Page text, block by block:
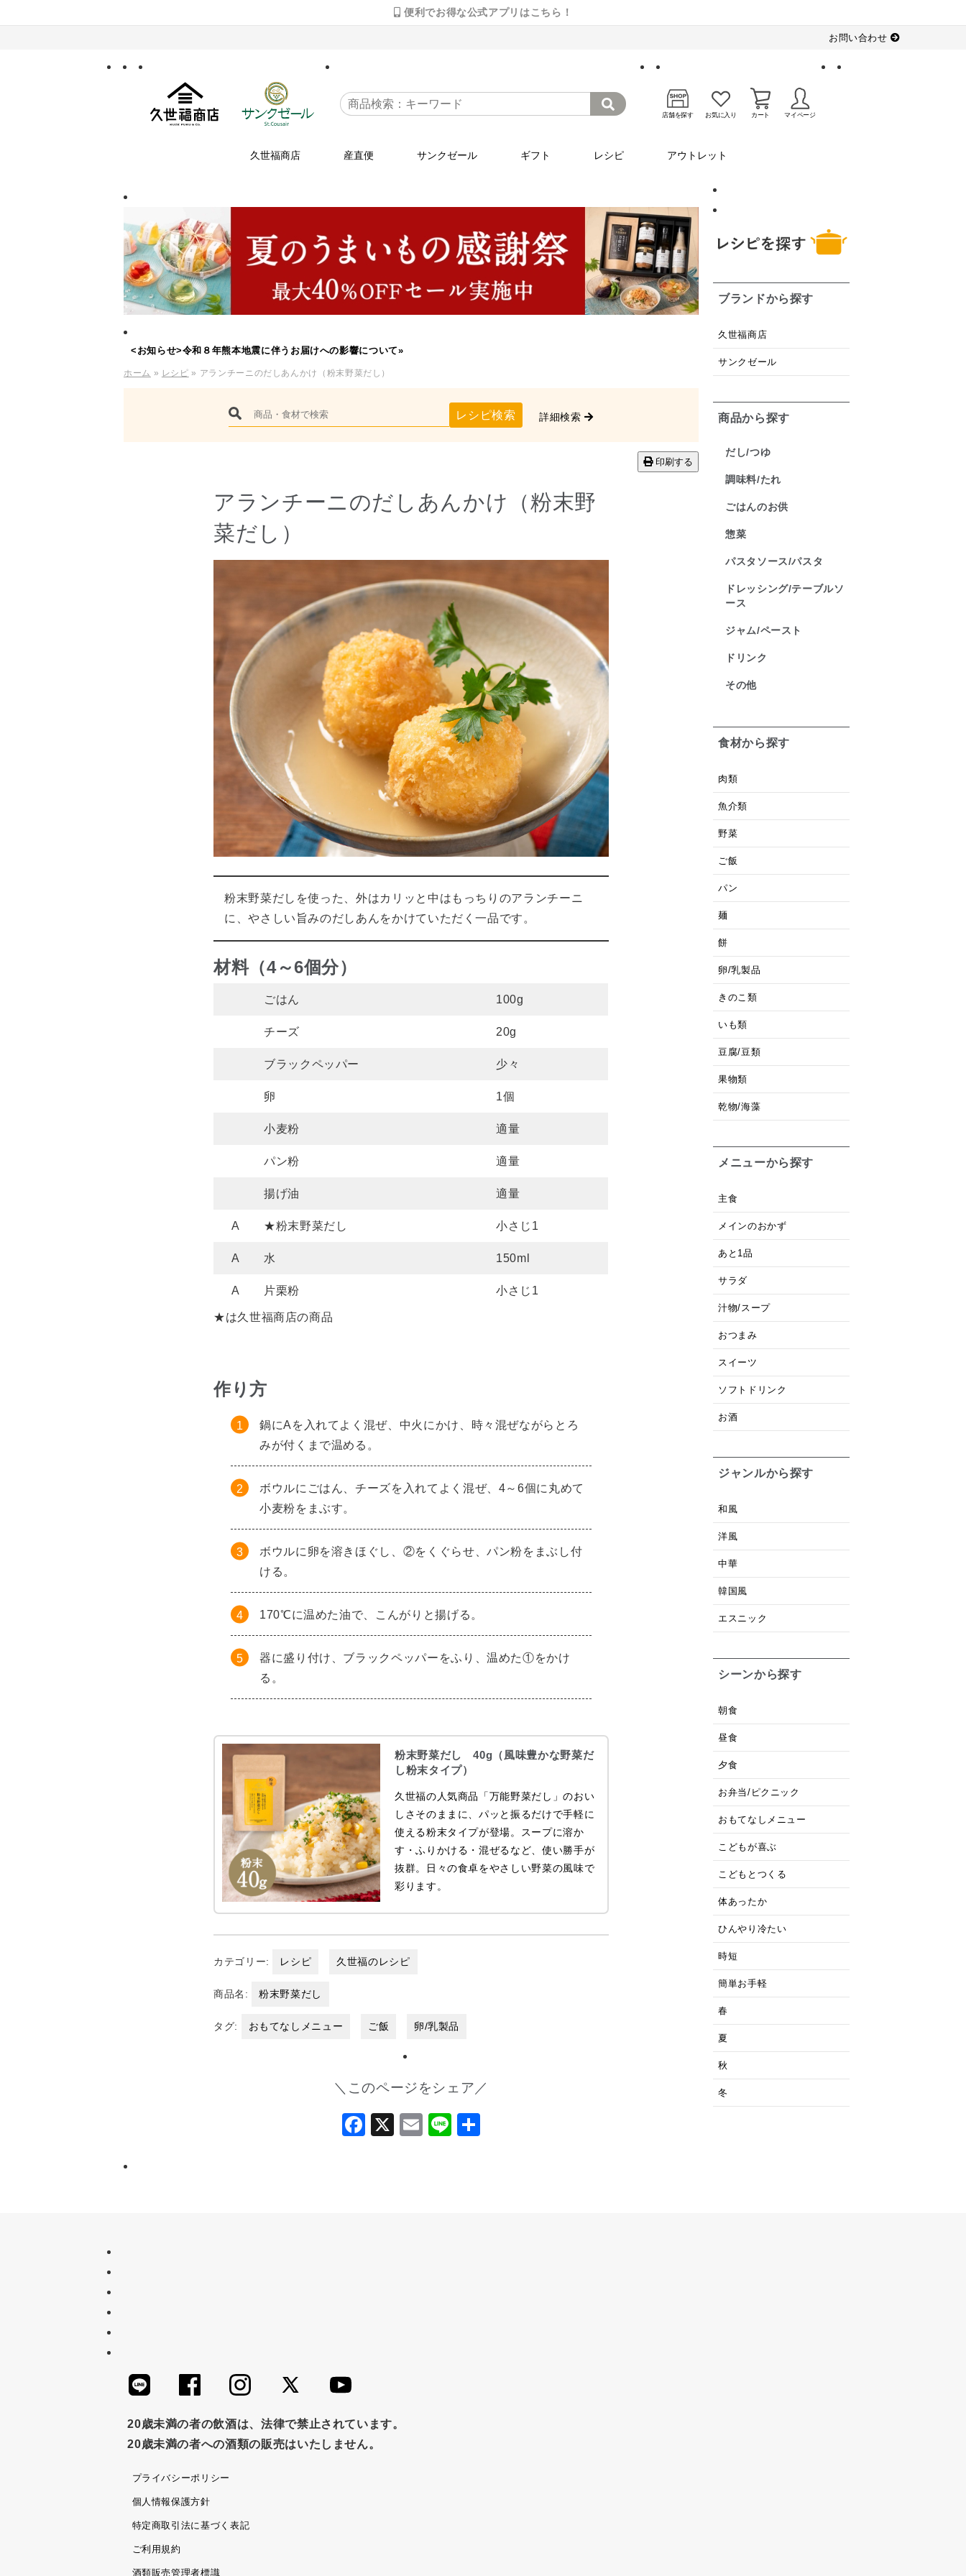
便利でお得な公式アプリはこちら！
お問い合わせ
店舗を探す お気に入り カート マイページ
久世福商店 産直便 サンクゼール ギフト レシピ アウトレット
<お知らせ>令和８年熊本地震に伴うお届けへの影響について»
ホーム » レシピ » アランチーニのだしあんかけ（粉末野菜だし）
レシピ検索 詳細検索
印刷する
アランチーニのだしあんかけ（粉末野
菜だし）
粉末野菜だしを使った、外はカリッと中はもっちりのアランチーニ
に、やさしい旨みのだしあんをかけていただく一品です。
材料（4～6個分）
ごはん 100g
チーズ 20g
ブラックペッパー 少々
卵 1個
小麦粉 適量
パン粉 適量
揚げ油 適量
A ★粉末野菜だし 小さじ1
A 水 150ml
A 片栗粉 小さじ1
★は久世福商店の商品
作り方
鍋にAを入れてよく混ぜ、中火にかけ、時々混ぜながらとろ
みが付くまで温める。
ボウルにごはん、チーズを入れてよく混ぜ、4～6個に丸めて
小麦粉をまぶす。
ボウルに卵を溶きほぐし、②をくぐらせ、パン粉をまぶし付
ける。
170℃に温めた油で、こんがりと揚げる。
器に盛り付け、ブラックペッパーをふり、温めた①をかけ
る。
粉末野菜だし 40g（風味豊かな野菜だ
し粉末タイプ）
久世福の人気商品「万能野菜だし」のおい
しさそのままに、パッと振るだけで手軽に
使える粉末タイプが登場。スープに溶か
す・ふりかける・混ぜるなど、使い勝手が
抜群。日々の食卓をやさしい野菜の風味で
彩ります。
カテゴリー: レシピ 久世福のレシピ
商品名: 粉末野菜だし
タグ: おもてなしメニュー ご飯 卵/乳製品
＼このページをシェア／
Facebook
X Email
Line
ブランドから探す
久世福商店
サンクゼール
商品から探す
だし/つゆ
調味料/たれ
ごはんのお供
惣菜
パスタソース/パスタ
ドレッシング/テーブルソ
ース
ジャム/ペースト
ドリンク
その他
食材から探す
肉類
魚介類
野菜
ご飯
パン
麺
餅
卵/乳製品
きのこ類
いも類
豆腐/豆類
果物類
乾物/海藻
メニューから探す
主食
メインのおかず
あと1品
サラダ
汁物/スープ
おつまみ
スイーツ
ソフトドリンク
お酒
ジャンルから探す
和風
洋風
中華
韓国風
エスニック
シーンから探す
朝食
昼食
夕食
お弁当/ピクニック
おもてなしメニュー
こどもが喜ぶ
こどもとつくる
体あったか
ひんやり冷たい
時短
簡単お手軽
春
夏
秋
冬
20歳未満の者の飲酒は、法律で禁止されています。
20歳未満の者への酒類の販売はいたしません。
プライバシーポリシー
個人情報保護方針
特定商取引法に基づく表記
ご利用規約
酒類販売管理者標識